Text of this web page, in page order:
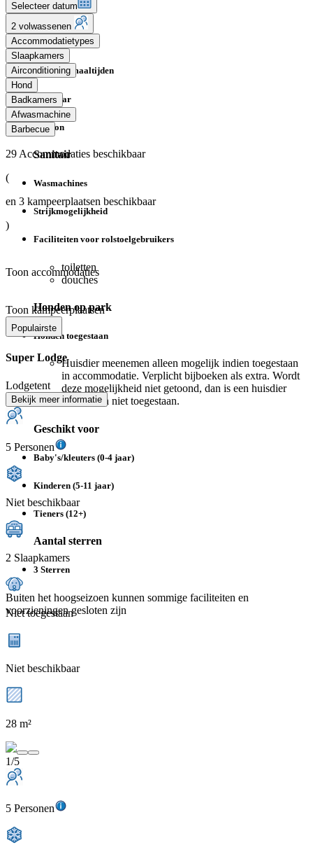
Pizzeria
Bar
Meeneemmaaltijden
Snackbar
Ijssalon
Sanitair
Wasmachines
Strijkmogelijkheid
Faciliteiten voor rolstoelgebruikers
toiletten
douches
Honden op park
Honden toegestaan
Huisdier meenemen alleen mogelijk indien toegestaan
in accommodatie. Verplicht bijboeken als extra. Wordt
deze mogelijkheid niet getoond, dan is een huisdier
meenemen niet toegestaan.
Geschikt voor
Baby's/kleuters (0-4 jaar)
Kinderen (5-11 jaar)
Tieners (12+)
Aantal sterren
3 Sterren
Buiten het hoogseizoen kunnen sommige faciliteiten en
voorzieningen gesloten zijn
Selecteer datum
2 volwassenen
Accommodatietypes
Slaapkamers
Airconditioning
Hond
Badkamers
Afwasmachine
Barbecue
29 Accommodaties beschikbaar
(
en 3 kampeerplaatsen beschikbaar
)
Toon accommodaties
Toon kampeerplaatsen
Populairste
Super Lodge
Lodgetent
Bekijk meer informatie
5 Personen
Niet beschikbaar
2 Slaapkamers
Niet toegestaan
Niet beschikbaar
28 m²
1/5
5 Personen